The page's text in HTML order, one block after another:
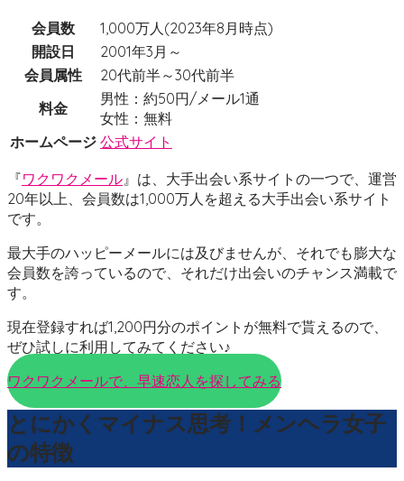
会員数
1,000万人(2023年8月時点)
開設日
2001年3月～
会員属性
20代前半～30代前半
料金
男性：約50円/メール1通
女性：無料
ホームページ 公式サイト
『ワクワクメール 』は、大手出会い系サイトの一つで、運営
20年以上、会員数は1,000万人を超える大手出会い系サイト
です。
最大手のハッピーメールには及びませんが、それでも膨大な
会員数を誇っているので、それだけ出会いのチャンス満載で
す。
現在登録すれば1,200円分のポイントが無料で貰えるので、
ぜひ試しに利用してみてください♪
ワクワクメールで、早速恋人を探してみる
とにかくマイナス思考！メンヘラ女子
の特徴